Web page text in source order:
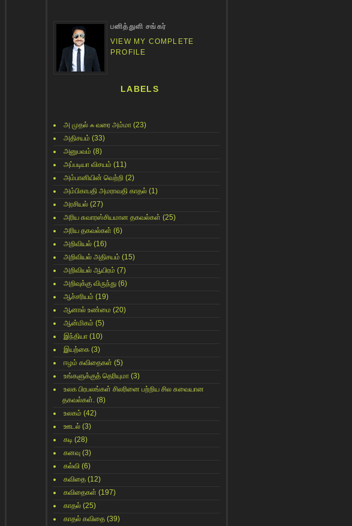
பனித்துளி சங்கர்
VIEW MY COMPLETE
PROFILE
LABELS
அ முதல் ஃ வரை அம்மா (23)
அதிசயம் (33)
அனுபவம் (8)
அப்படியா விசயம் (11)
அம்பானியின் வெற்றி (2)
அம்பிகாபதி அமராவதி காதல் (1)
அரசியல் (27)
அரிய சுவாரஸ்சியமான தகவல்கள் (25)
அரிய தகவல்கள் (6)
அறிவியல் (16)
அறிவியல் அதிசயம் (15)
அறிவியல் ஆயிரம் (7)
அறிவுக்கு விருந்து (6)
ஆச்சரியம் (19)
ஆனால் உண்மை (20)
ஆன்மிகம் (5)
இந்தியா (10)
இயற்கை (3)
ஈழம் கவிதைகள் (5)
உங்களுக்குத் தெரியுமா (3)
உலக பிரபலங்கள் சிலரினை பற்றிய சில சுவையான
தகவல்கள். (8)
உலகம் (42)
ஊடல் (3)
கடி (28)
கனவு (3)
கல்வி (6)
கவிதை (12)
கவிதைகள் (197)
காதல் (25)
காதல் கவிதை (39)